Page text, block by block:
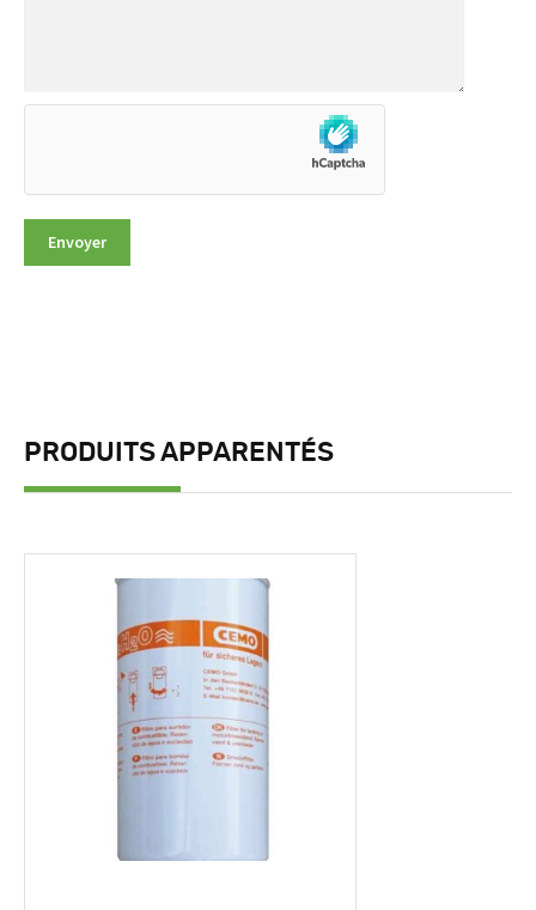
PRODUITS APPARENTÉS